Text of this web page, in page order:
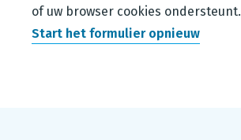
of uw browser cookies ondersteunt.
Start het formulier opnieuw